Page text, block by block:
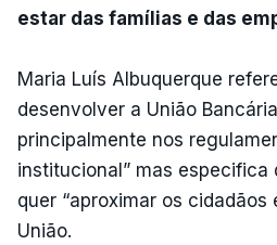
estar das famílias e das
Maria Luís Albuquerque
desenvolver a União
principalmente nos
institucional” mas especifica
quer “aproximar os cidadãos
União.